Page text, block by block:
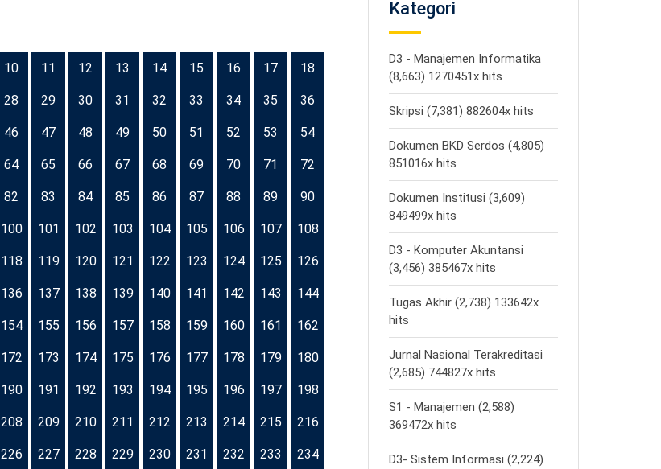
10 11 12 13 14 15 16 17 18
28 29 30 31 32 33 34 35 36
46 47 48 49 50 51 52 53 54
64 65 66 67 68 69 70 71 72
82 83 84 85 86 87 88 89 90
100 101 102 103 104 105 106 107 108
118 119 120 121 122 123 124 125 126
136 137 138 139 140 141 142 143 144
154 155 156 157 158 159 160 161 162
172 173 174 175 176 177 178 179 180
190 191 192 193 194 195 196 197 198
208 209 210 211 212 213 214 215 216
226 227 228 229 230 231 232 233 234
Kategori
D3 - Manajemen Informatika
(8,663) 1270451x hits
Skripsi (7,381) 882604x hits
Dokumen BKD Serdos (4,805)
851016x hits
Dokumen Institusi (3,609)
849499x hits
D3 - Komputer Akuntansi
(3,456) 385467x hits
Tugas Akhir (2,738) 133642x
hits
Jurnal Nasional Terakreditasi
(2,685) 744827x hits
S1 - Manajemen (2,588)
369472x hits
D3- Sistem Informasi (2,224)